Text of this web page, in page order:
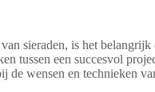
sieraden, is het
tussen een succesvol
de wensen en technieken